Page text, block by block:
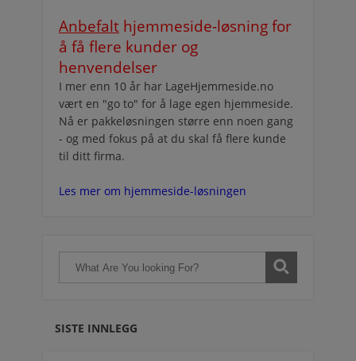
Anbefalt hjemmeside-løsning for
å få flere kunder og
henvendelser
I mer enn 10 år har LageHjemmeside.no
vært en "go to" for å lage egen hjemmeside.
Nå er pakkeløsningen større enn noen gang
- og med fokus på at du skal få flere kunde
til ditt firma.
Les mer om hjemmeside-løsningen
SISTE INNLEGG